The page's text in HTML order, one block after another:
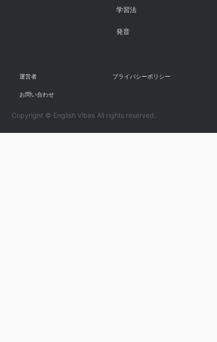
学習法
発音
運営者 プライバシーポリシー
お問い合わせ
Copyright © English Vibes All rights reserved.